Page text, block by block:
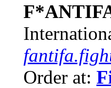
Order at: